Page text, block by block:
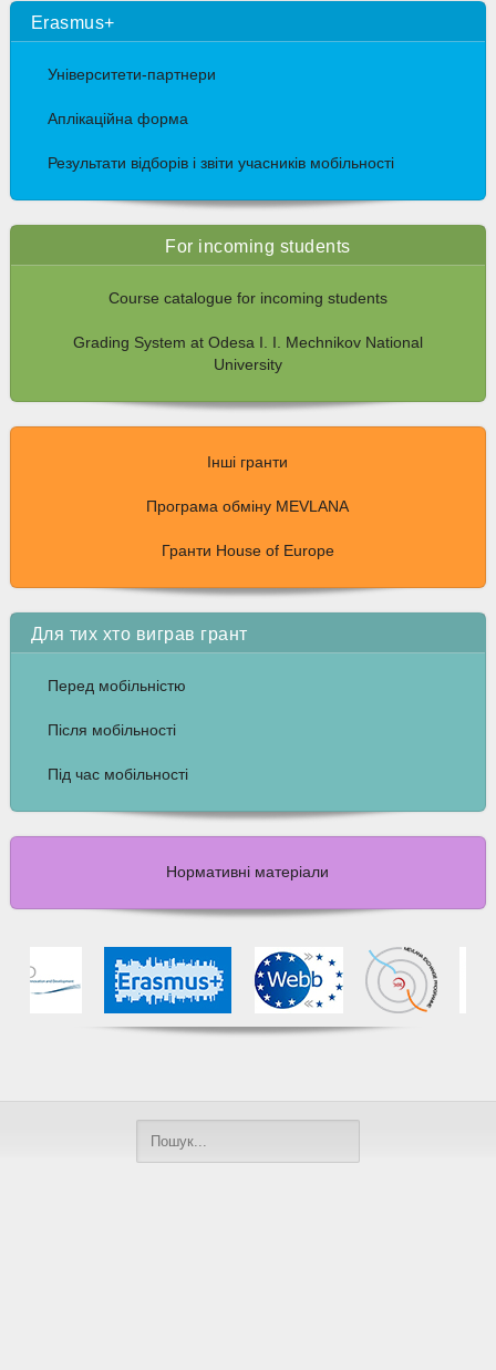
Erasmus+
Університети-партнери
Аплікаційна форма
Результати відборів і звіти учасників мобільності
For incoming students
Course catalogue for incoming students
Grading System at Odesa I. I. Mechnikov National
University
Інші гранти
Програма обміну MEVLANA
Гранти House of Europe
Для тих хто виграв грант
Перед мобільністю
Після мобільності
Під час мобільності
Нормативні матеріали